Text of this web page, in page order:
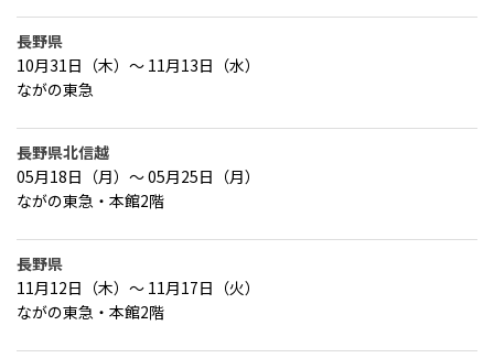
長野県
10月31日（木）～ 11月13日（水）
ながの東急
長野県北信越
05月18日（月）～ 05月25日（月）
ながの東急・本館2階
長野県
11月12日（木）～ 11月17日（火）
ながの東急・本館2階